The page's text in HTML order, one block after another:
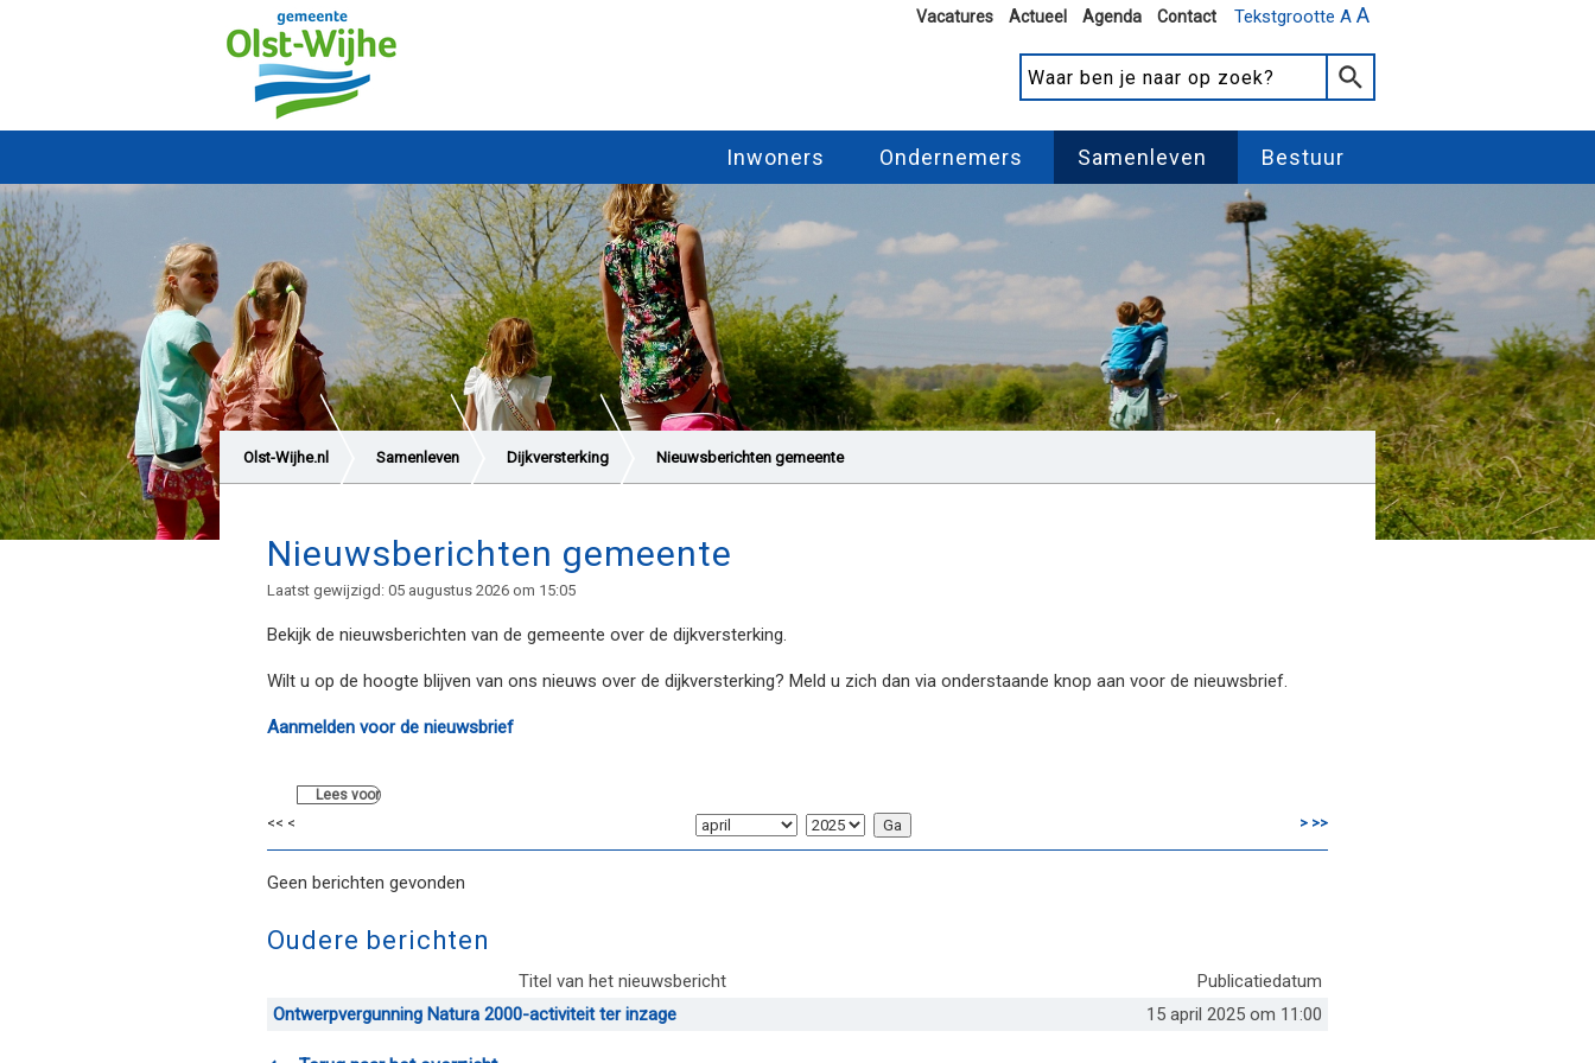
Tekstgrootte A A
Vacatures Actueel Agenda Contact
Inwoners Ondernemers Samenleven Bestuur
Olst-Wijhe.nl Samenleven Dijkversterking Nieuwsberichten gemeente
Nieuwsberichten gemeente
Laatst gewijzigd: 05 augustus 2026 om 15:05
Bekijk de nieuwsberichten van de gemeente over de dijkversterking.
Wilt u op de hoogte blijven van ons nieuws over de dijkversterking? Meld u zich dan via onderstaande knop aan voor de nieuwsbrief.
Aanmelden voor de nieuwsbrief
Lees voor
<< <
> >>
Geen berichten gevonden
Oudere berichten
Titel van het nieuwsbericht
Publicatiedatum
Ontwerpvergunning Natura 2000-activiteit ter inzage
15 april 2025 om 11:00